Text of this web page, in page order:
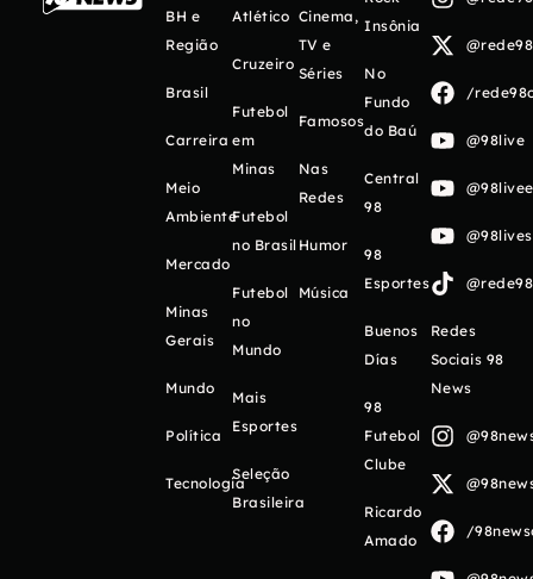
BH e
Região
Brasil
Carreira
Meio
Ambiente
Mercado
Minas
Gerais
Mundo
Política
Tecnologia
Atlético
Cruzeiro
Futebol
em
Minas
Futebol
no Brasil
Futebol
no
Mundo
Mais
Esportes
Seleção
Brasileira
Cinema,
TV e
Séries
Famosos
Nas
Redes
Humor
Música
Insônia
No
Fundo
do Baú
Central
98
98
Esportes
Buenos
Días
98
Futebol
Clube
Ricardo
Amado
/
@98live
Redes
Sociais 98
News
/